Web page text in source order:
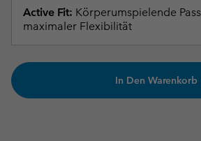
Active Fit: Körperumspielende
maximaler Flexibilität
In Den Warenkorb